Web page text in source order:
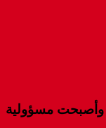
، وأصبحت مسؤولية